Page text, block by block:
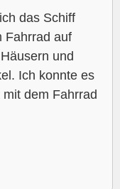
das Schiff
Fahrrad auf
und
Ich konnte es
dem Fahrrad